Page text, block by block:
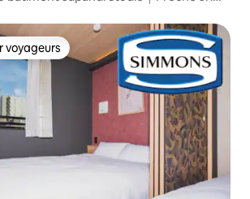
les plus appréciés
voyageurs